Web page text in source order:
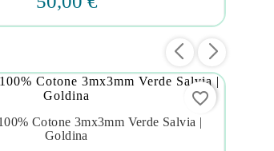
 
Cotone 3mx3mm Verde Salvia |
Goldina
favorite_border